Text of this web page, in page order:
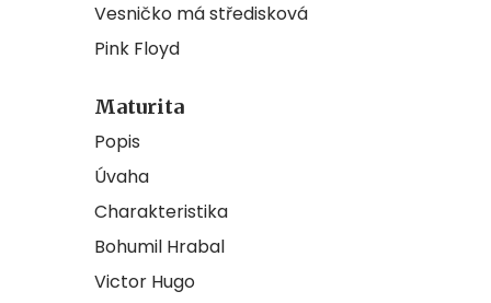
Vesničko má středisková
Pink Floyd
Maturita
Popis
Úvaha
Charakteristika
Bohumil Hrabal
Victor Hugo